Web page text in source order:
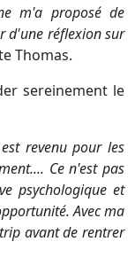
m'a proposé de
d'une réflexion sur
Thomas.
sereinement le
revenu pour les
Ce n'est pas
psychologique et
Avec ma
avant de rentrer